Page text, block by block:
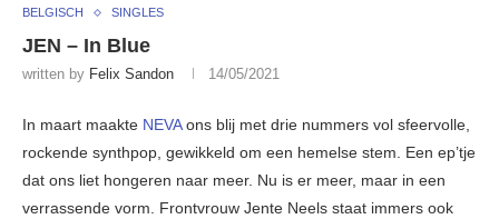
BELGISCH SINGLES
JEN – In Blue
written by Felix Sandon 14/05/2021
In maart maakte NEVAons blij met drie nummers vol sfeervolle,
rockende synthpop, gewikkeld om een hemelse stem. Een ep’tje
dat ons liet hongeren naar meer. Nu is er meer, maar in een
verrassende vorm. Frontvrouw Jente Neels staat immers ook